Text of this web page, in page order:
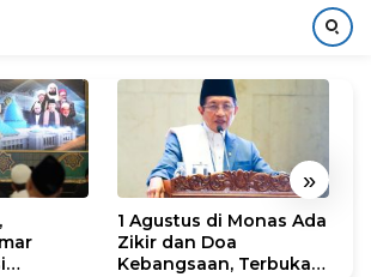
»
1 Agustus di Monas Ada
Zikir dan Doa
Kebangsaan, Terbuka